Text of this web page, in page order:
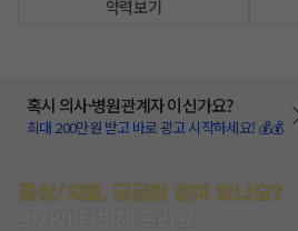
약력보기
혹시 의사·병원관계자 이신가요?
최대 200만원 받고 바로 광고 시작하세요! 💰💰
증상/치료, 궁금한 점이 있나요?